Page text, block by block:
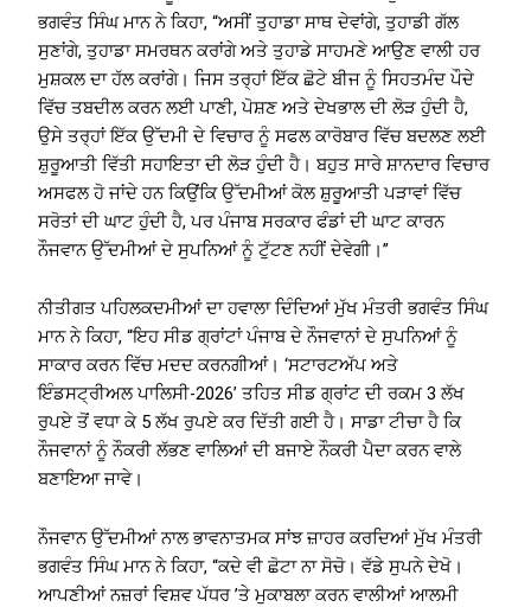
ਭਗਵੰਤ ਸਿੰਘ ਮਾਨ ਨੇ ਕਿਹਾ, “ਅਸੀਂ ਤੁਹਾਡਾ ਸਾਥ ਦੇਵਾਂਗੇ, ਤੁਹਾਡੀ ਗੱਲ
ਸੁਣਾਂਗੇ, ਤੁਹਾਡਾ ਸਮਰਥਨ ਕਰਾਂਗੇ ਅਤੇ ਤੁਹਾਡੇ ਸਾਹਮਣੇ ਆਉਣ ਵਾਲੀ ਹਰ
ਮੁਸ਼ਕਲ ਦਾ ਹੱਲ ਕਰਾਂਗੇ। ਜਿਸ ਤਰ੍ਹਾਂ ਇੱਕ ਛੋਟੇ ਬੀਜ ਨੂੰ ਸਿਹਤਮੰਦ ਪੌਦੇ
ਵਿੱਚ ਤਬਦੀਲ ਕਰਨ ਲਈ ਪਾਣੀ, ਪੋਸ਼ਣ ਅਤੇ ਦੇਖਭਾਲ ਦੀ ਲੋੜ ਹੁੰਦੀ ਹੈ,
ਉਸੇ ਤਰ੍ਹਾਂ ਇੱਕ ਉੱਦਮੀ ਦੇ ਵਿਚਾਰ ਨੂੰ ਸਫਲ ਕਾਰੋਬਾਰ ਵਿੱਚ ਬਦਲਣ ਲਈ
ਸ਼ੁਰੂਆਤੀ ਵਿੱਤੀ ਸਹਾਇਤਾ ਦੀ ਲੋੜ ਹੁੰਦੀ ਹੈ। ਬਹੁਤ ਸਾਰੇ ਸ਼ਾਨਦਾਰ ਵਿਚਾਰ
ਅਸਫਲ ਹੋ ਜਾਂਦੇ ਹਨ ਕਿਉਂਕਿ ਉੱਦਮੀਆਂ ਕੋਲ ਸ਼ੁਰੂਆਤੀ ਪੜਾਵਾਂ ਵਿੱਚ
ਸਰੋਤਾਂ ਦੀ ਘਾਟ ਹੁੰਦੀ ਹੈ, ਪਰ ਪੰਜਾਬ ਸਰਕਾਰ ਫੰਡਾਂ ਦੀ ਘਾਟ ਕਾਰਨ
ਨੌਜਵਾਨ ਉੱਦਮੀਆਂ ਦੇ ਸੁਪਨਿਆਂ ਨੂੰ ਟੁੱਟਣ ਨਹੀਂ ਦੇਵੇਗੀ।”
ਨੀਤੀਗਤ ਪਹਿਲਕਦਮੀਆਂ ਦਾ ਹਵਾਲਾ ਦਿੰਦਿਆਂ ਮੁੱਖ ਮੰਤਰੀ ਭਗਵੰਤ ਸਿੰਘ
ਮਾਨ ਨੇ ਕਿਹਾ, “ਇਹ ਸੀਡ ਗ੍ਰਾਂਟਾਂ ਪੰਜਾਬ ਦੇ ਨੌਜਵਾਨਾਂ ਦੇ ਸੁਪਨਿਆਂ ਨੂੰ
ਸਾਕਾਰ ਕਰਨ ਵਿੱਚ ਮਦਦ ਕਰਨਗੀਆਂ। ‘ਸਟਾਰਟਅੱਪ ਅਤੇ
ਇੰਡਸਟ੍ਰੀਅਲ ਪਾਲਿਸੀ-2026’ ਤਹਿਤ ਸੀਡ ਗ੍ਰਾਂਟ ਦੀ ਰਕਮ 3 ਲੱਖ
ਰੁਪਏ ਤੋਂ ਵਧਾ ਕੇ 5 ਲੱਖ ਰੁਪਏ ਕਰ ਦਿੱਤੀ ਗਈ ਹੈ। ਸਾਡਾ ਟੀਚਾ ਹੈ ਕਿ
ਨੌਜਵਾਨਾਂ ਨੂੰ ਨੌਕਰੀ ਲੱਭਣ ਵਾਲਿਆਂ ਦੀ ਬਜਾਏ ਨੌਕਰੀ ਪੈਦਾ ਕਰਨ ਵਾਲੇ
ਬਣਾਇਆ ਜਾਵੇ।
ਨੌਜਵਾਨ ਉੱਦਮੀਆਂ ਨਾਲ ਭਾਵਨਾਤਮਕ ਸਾਂਝ ਜ਼ਾਹਰ ਕਰਦਿਆਂ ਮੁੱਖ ਮੰਤਰੀ
ਭਗਵੰਤ ਸਿੰਘ ਮਾਨ ਨੇ ਕਿਹਾ, “ਕਦੇ ਵੀ ਛੋਟਾ ਨਾ ਸੋਚੋ। ਵੱਡੇ ਸੁਪਨੇ ਦੇਖੋ।
ਆਪਣੀਆਂ ਨਜ਼ਰਾਂ ਵਿਸ਼ਵ ਪੱਧਰ ’ਤੇ ਮੁਕਾਬਲਾ ਕਰਨ ਵਾਲੀਆਂ ਆਲਮੀ